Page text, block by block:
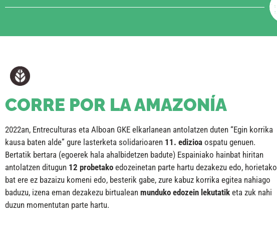
CORRE POR LA AMAZONÍA
2022an, Entreculturas eta Alboan GKE elkarlanean antolatzen duten “Egin korrika
kausa baten alde” gure lasterketa solidarioaren 11. edizioa ospatu genuen.
Bertatik bertara (egoerek hala ahalbidetzen badute) Espainiako hainbat hiritan
antolatzen ditugun 12 probetako edozeinetan parte hartu dezakezu edo, horietako
bat ere ez bazaizu komeni edo, besterik gabe, zure kabuz korrika egitea nahiago
baduzu, izena eman dezakezu birtualean munduko edozein lekutatik eta zuk nahi
duzun momentutan parte hartu.